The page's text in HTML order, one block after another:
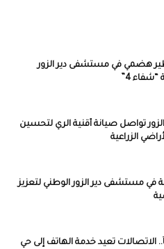
تنظير هضمي في مستشفى دير الزور
4”
الزور تواصل صيانة أقنية الري لتحسين
الزراعية
مستشفى دير الزور الوطني لتعزيز
14 عاماً.. الاتصالات تعيد خدمة الهاتف إلى حي